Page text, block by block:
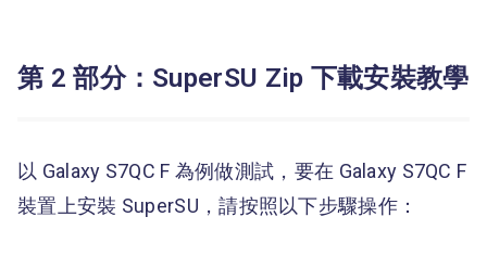
第 2 部分：SuperSU Zip 下載安裝教學
以 Galaxy S7QC F 為例做測試，要在 Galaxy S7QC F
裝置上安裝 SuperSU，請按照以下步驟操作：